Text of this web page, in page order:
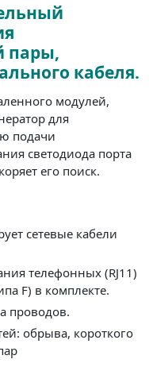
пары,
кабеля.
модулей,
для
подачи
светодиода порта
его поиск.
сетевые кабели
телефонных (RJ11)
F) в комплекте.
проводов.
обрыва, короткого